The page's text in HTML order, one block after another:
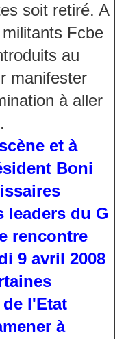
soit retiré. A
Fcbe
au
manifester
à aller
et à
Boni
leaders du G
rencontre
9 avril 2008
l'Etat
à